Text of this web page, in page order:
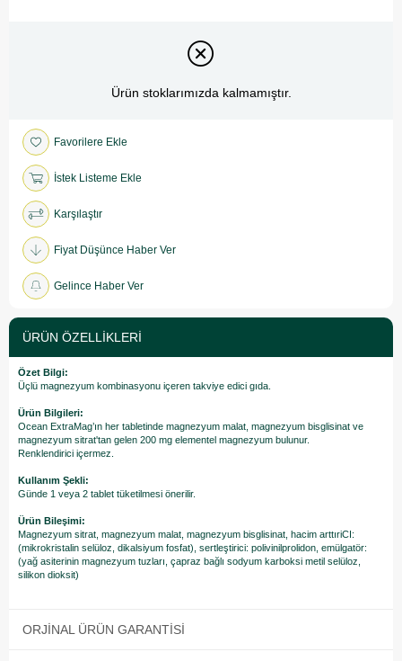
Ürün stoklarımızda kalmamıştır.
Favorilere Ekle
İstek Listeme Ekle
Karşılaştır
Fiyat Düşünce Haber Ver
Gelince Haber Ver
ÜRÜN ÖZELLIKLERI
Özet Bilgi:
Üçlü magnezyum kombinasyonu içeren takviye edici gıda.
Ürün Bilgileri:
Ocean ExtraMag’ın her tabletinde magnezyum malat, magnezyum bisglisinat ve
magnezyum sitrat'tan gelen 200 mg elementel magnezyum bulunur.
Renklendirici içermez.
Kullanım Şekli:
Günde 1 veya 2 tablet tüketilmesi önerilir.
Ürün Bileşimi:
Magnezyum sitrat, magnezyum malat, magnezyum bisglisinat, hacim arttıriCI:
(mikrokristalin selüloz, dikalsiyum fosfat), sertleştirici: polivinilprolidon, emülgatör:
(yağ asiterinin magnezyum tuzları, çapraz bağlı sodyum karboksi metil selüloz,
silikon dioksit)
ORJINAL ÜRÜN GARANTISI